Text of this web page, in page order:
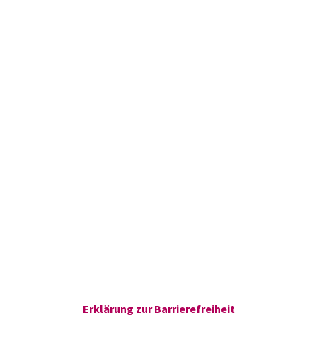
Erklärung zur Barrierefreiheit